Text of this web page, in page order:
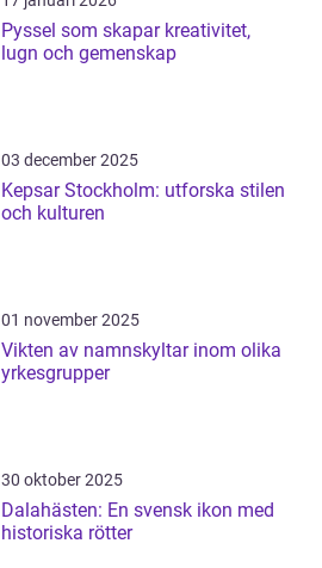
Pyssel som skapar kreativitet,
lugn och gemenskap
03 december 2025
Kepsar Stockholm: utforska stilen
och kulturen
01 november 2025
Vikten av namnskyltar inom olika
yrkesgrupper
30 oktober 2025
Dalahästen: En svensk ikon med
historiska rötter